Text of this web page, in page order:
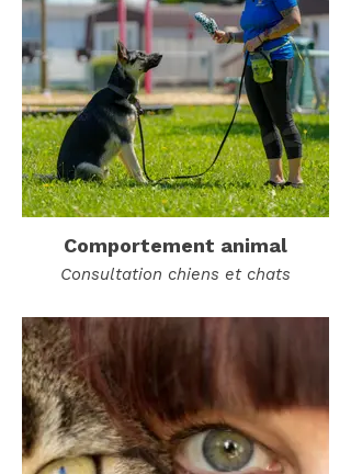
Comportement animal
Consultation chiens et chats